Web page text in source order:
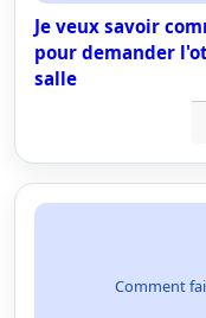
Je veux savoir
pour demander
salle
Comment